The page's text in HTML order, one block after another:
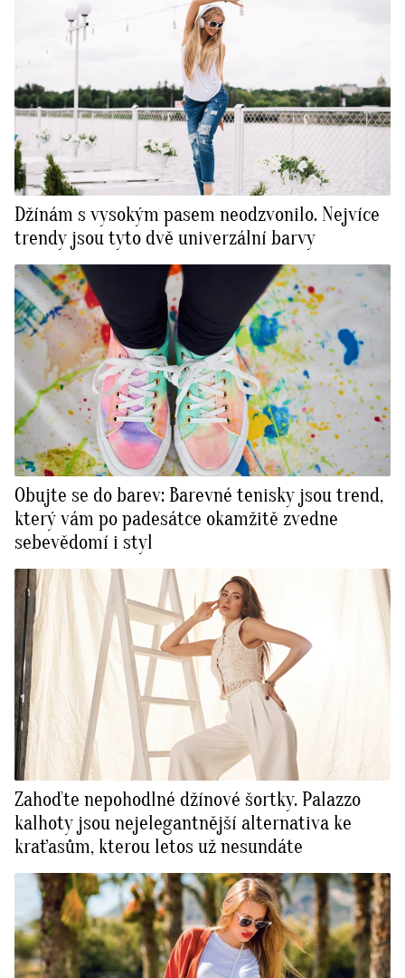
Džínám s vysokým pasem neodzvonilo. Nejvíce
trendy jsou tyto dvě univerzální barvy
Obujte se do barev: Barevné tenisky jsou trend,
který vám po padesátce okamžitě zvedne
sebevědomí i styl
Zahoďte nepohodlné džínové šortky. Palazzo
kalhoty jsou nejelegantnější alternativa ke
kraťasům, kterou letos už nesundáte